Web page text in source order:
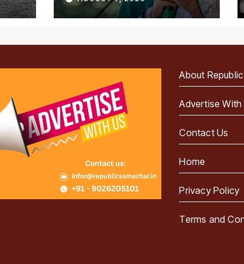
About
Advertise With
Contact Us
Home
Privacy Policy
Terms and